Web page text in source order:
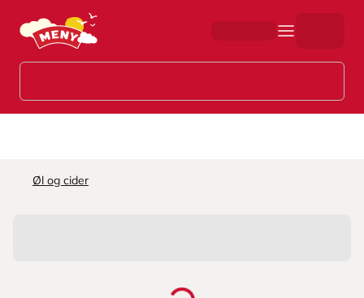
Hopp til hovedinnhold
Øl og cider